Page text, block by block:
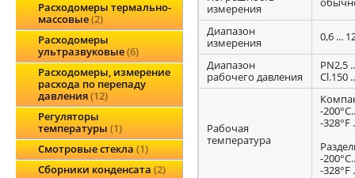
Расходомеры термально-
массовые 2
Расходомеры
ультразвуковые 6
Расходомеры, измерение
расхода по перепаду
давления 12
Регуляторы
температуры 1
Смотровые стекла 1
Сборники конденсата 2
измерения
Диапазон
измерения
0,6 ...
Диапазон
рабочего давления
PN2,5
Cl.150
Рабочая
температура
-
-328°F
-
-328°F